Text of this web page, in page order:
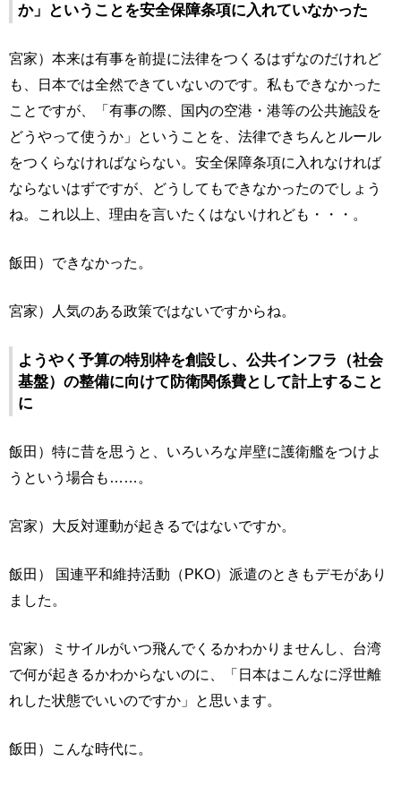
か」ということを安全保障条項に入れていなかった
宮家）本来は有事を前提に法律をつくるはずなのだけれど
も、日本では全然できていないのです。私もできなかった
ことですが、「有事の際、国内の空港・港等の公共施設を
どうやって使うか」ということを、法律できちんとルール
をつくらなければならない。安全保障条項に入れなければ
ならないはずですが、どうしてもできなかったのでしょう
ね。これ以上、理由を言いたくはないけれども・・・。
飯田）できなかった。
宮家）人気のある政策ではないですからね。
ようやく予算の特別枠を創設し、公共インフラ（社会
基盤）の整備に向けて防衛関係費として計上すること
に
飯田）特に昔を思うと、いろいろな岸壁に護衛艦をつけよ
うという場合も……。
宮家）大反対運動が起きるではないですか。
飯田） 国連平和維持活動（PKO）派遣のときもデモがあり
ました。
宮家）ミサイルがいつ飛んでくるかわかりませんし、台湾
で何が起きるかわからないのに、「日本はこんなに浮世離
れした状態でいいのですか」と思います。
飯田）こんな時代に。